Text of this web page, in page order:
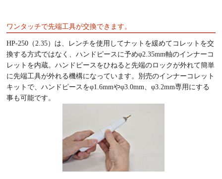
ワンタッチで先端工具が交換できます。
HP-250（2.35）は、レンチを使用してナットを緩めてコレットを交
換する方式ではなく、ハンドピースに予めφ2.35mm軸のインナーコ
レットを内蔵。ハンドピースをひねると先端のロックが外れて簡単
に先端工具が外れる機構になっています。別売のインナーコレット
キットで、ハンドピースをφ1.6mmやφ3.0mm、φ3.2mm専用にする
事も可能です。